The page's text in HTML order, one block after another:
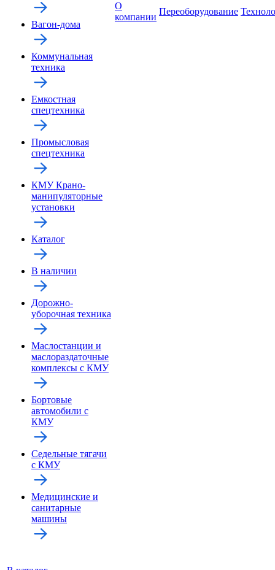
Вагон-дома
Коммунальная
техника
Емкостная
спецтехника
Промысловая
спецтехника
КМУ Крано-
манипуляторные
установки
Каталог
В наличии
Дорожно-
уборочная техника
Маслостанции и
маслораздаточные
комплексы с КМУ
Бортовые
автомобили с
КМУ
Седельные тягачи
с КМУ
Медицинские и
санитарные
машины
О
компании
Переоборудование